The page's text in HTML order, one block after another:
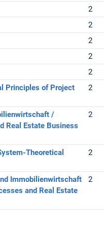
2
2
2
2
2
Principles of Project
2
/
Real Estate Business
2
Theoretical
2
Immobilienwirtschaft
and Real Estate
2